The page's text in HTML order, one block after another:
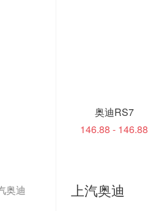
奥迪RS7
146.88 - 146.88
奥迪 上汽奥迪